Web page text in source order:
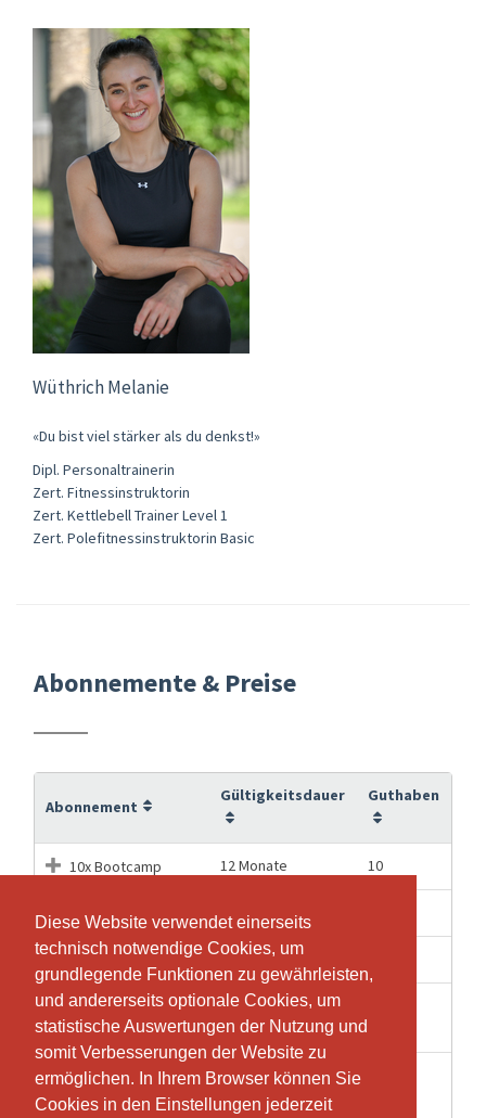
Diese Website verwendet einerseits
technisch notwendige Cookies, um
grundlegende Funktionen zu gewährleisten,
und andererseits optionale Cookies, um
statistische Auswertungen der Nutzung und
somit Verbesserungen der Website zu
ermöglichen. In Ihrem Browser können Sie
Cookies in den Einstellungen jederzeit
Diese Website verwendet einerseits
technisch notwendige Cookies, um
grundlegende Funktionen zu gewährleisten,
und andererseits optionale Cookies, um
statistische Auswertungen der Nutzung und
somit Verbesserungen der Website zu
ermöglichen. In Ihrem Browser können Sie
Cookies in den Einstellungen jederzeit
Wüthrich Melanie
«Du bist viel stärker als du denkst!»
Dipl. Personaltrainerin
Zert. Fitnessinstruktorin
Zert. Kettlebell Trainer Level 1
Zert. Polefitnessinstruktorin Basic
Abonnemente & Preise
Abonnement
Gültigkeitsdauer Guthaben
10x Bootcamp 12 Monate 10
20x Bootcamp 12 Monate
60x Bootcamp 12 Monate
Bootcamp
Schnupperstunde
1 Stunden
Einzelstunde
Bootcamp
1 Stunden